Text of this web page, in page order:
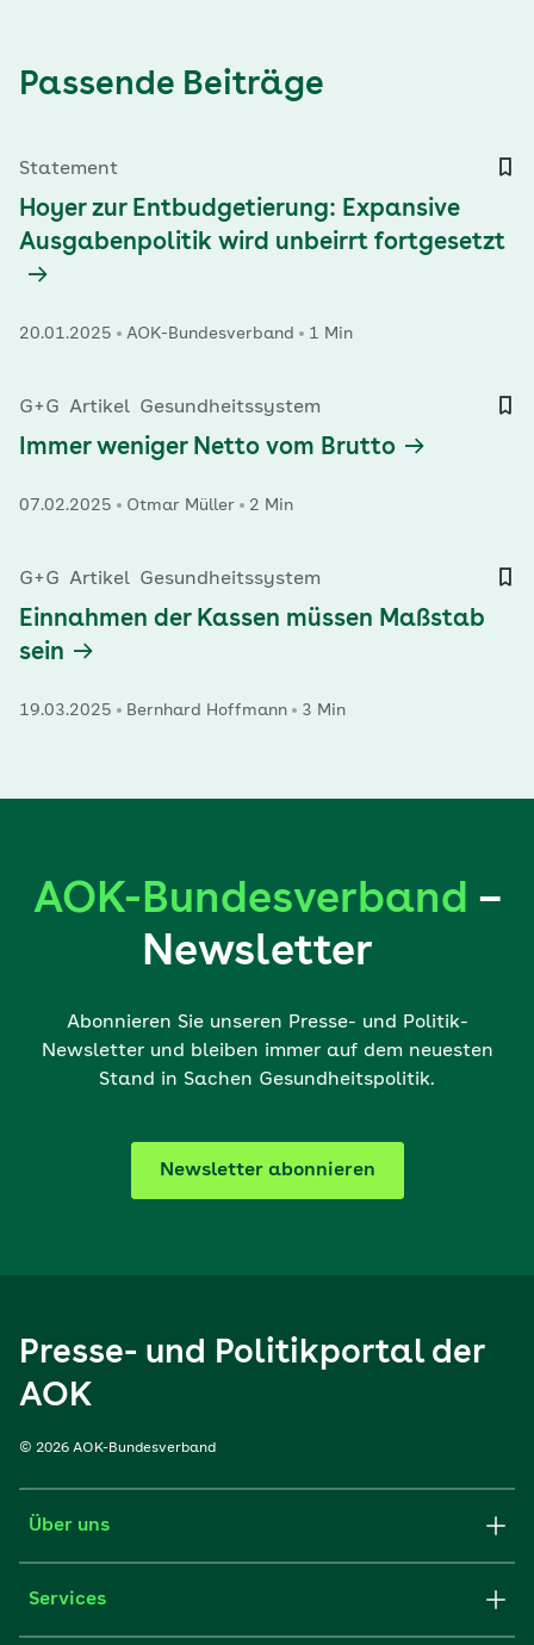
Passende Beiträge
Statement
Hoyer zur Entbudgetierung: Expansive
Ausgabenpolitik wird unbeirrt fortgesetzt
20.01.2025 AOK-Bundesverband 1 Min
G+G Artikel Gesundheitssystem
Immer weniger Netto vom Brutto
07.02.2025 Otmar Müller 2 Min
G+G Artikel Gesundheitssystem
Einnahmen der Kassen müssen Maßstab
sein
19.03.2025 Bernhard Hoffmann 3 Min
AOK-Bundesverband –
Newsletter
Abonnieren Sie unseren Presse- und Politik-
Newsletter und bleiben immer auf dem neuesten
Stand in Sachen Gesundheitspolitik.
Newsletter abonnieren
Presse- und Politikportal der
AOK
© 2026 AOK-Bundesverband
Über uns
Services